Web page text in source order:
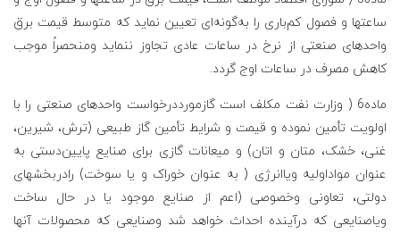
ساعتها و فصول کم‌باری را به‌گونه‌ای تعیین نماید که متوسط قیمت برق
واحدهای صنعتی از نرخ در ساعات عادی تجاوز ننماید ومنحصراً موجب
کاهش مصرف در ساعات اوج گردد.
ماده6 ( وزارت نفت مکلف است گازمورددرخواست واحدهای صنعتی را با
اولویت تأمین نموده و قیمت و شرایط تأمین گاز طبیعی (ترش، شیرین،
غنی، خشک، متان و اتان) و میعانات گازی برای صنایع پایین‌دستی به
عنوان مواداولیه ویاانرژی ( به عنوان خوراک و یا سوخت) رادربخشهای
دولتی، تعاونی وخصوصی (اعم از صنایع موجود یا در حال ساخت
ویاصنایعی که درآینده احداث خواهد شد وصنایعی که محصولات آنها